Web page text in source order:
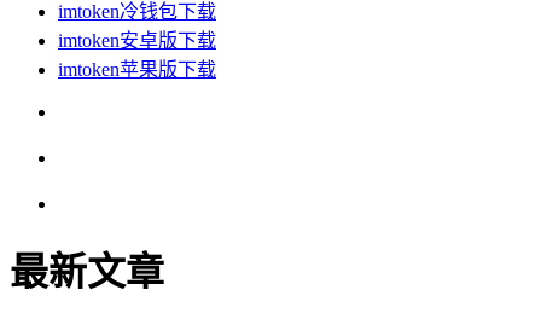
imtoken冷钱包下载
imtoken安卓版下载
imtoken苹果版下载
最新文章